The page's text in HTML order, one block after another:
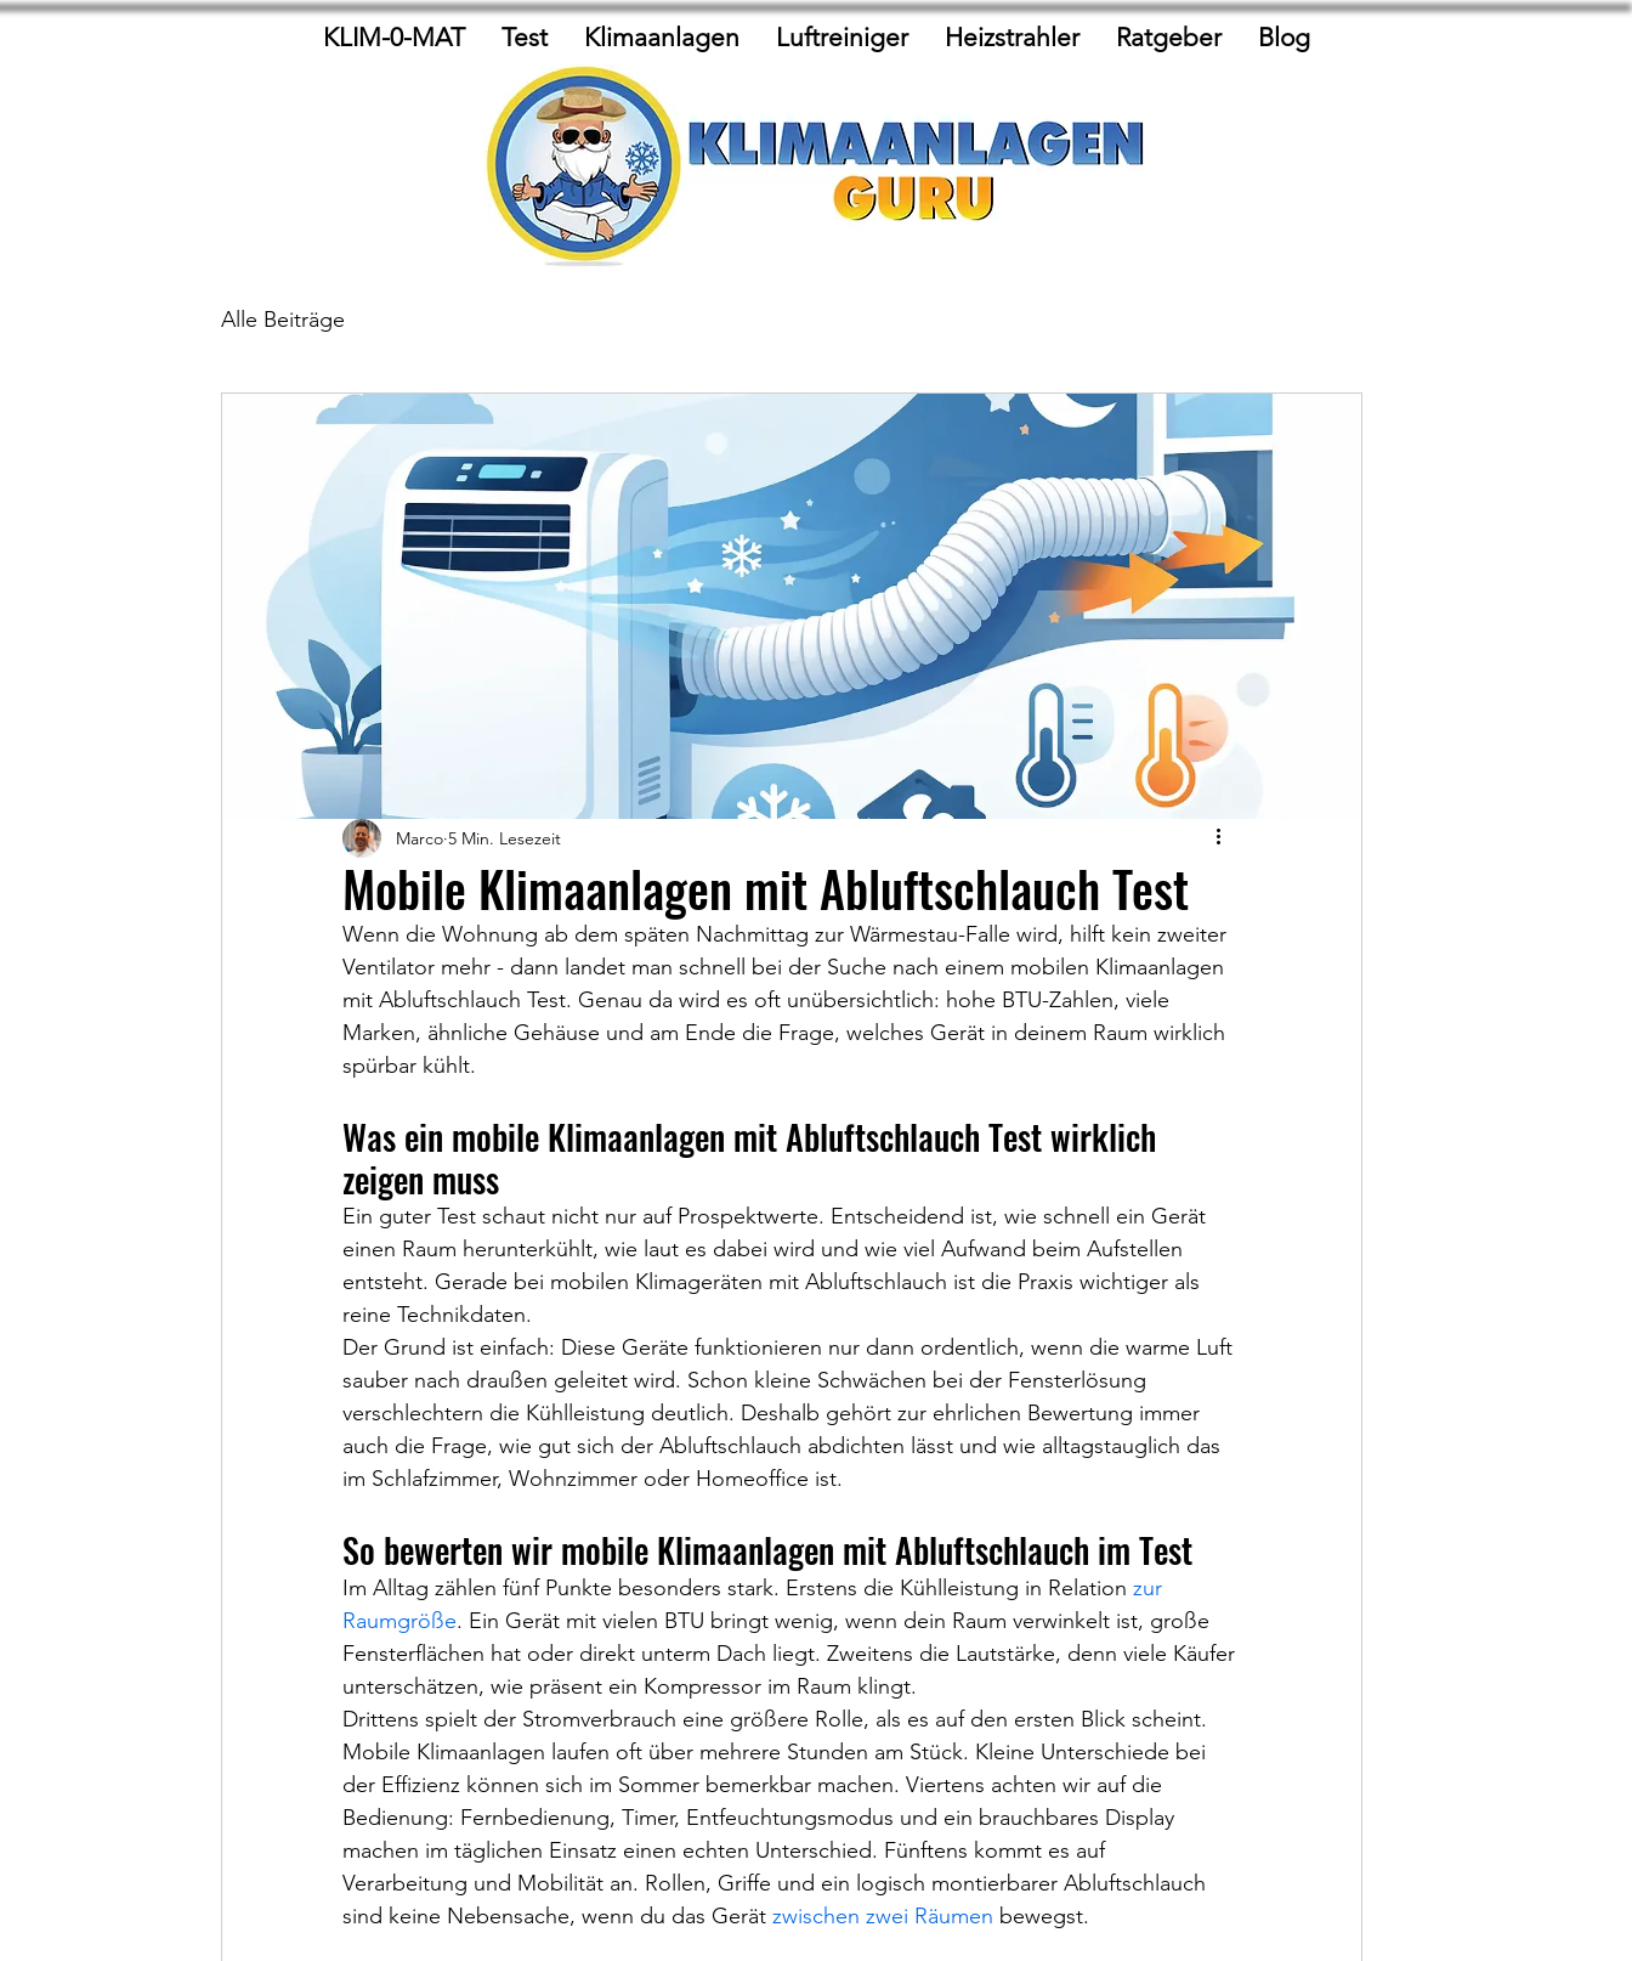
KLIM-0-MAT Test Klimaanlagen Luftreiniger Heizstrahler Ratgeber Blog
Alle Beiträge
Mobile Klimaanlagen mit Abluftschlauch Test
Marco 5 Min. Lesezeit
Wenn die Wohnung ab dem späten Nachmittag zur Wärmestau-Falle wird, hilft kein zweiter
Ventilator mehr - dann landet man schnell bei der Suche nach einem mobilen Klimaanlagen
mit Abluftschlauch Test. Genau da wird es oft unübersichtlich: hohe BTU-Zahlen, viele
Marken, ähnliche Gehäuse und am Ende die Frage, welches Gerät in deinem Raum wirklich
spürbar kühlt.
Was ein mobile Klimaanlagen mit Abluftschlauch Test wirklich
zeigen muss
Ein guter Test schaut nicht nur auf Prospektwerte. Entscheidend ist, wie schnell ein Gerät
einen Raum herunterkühlt, wie laut es dabei wird und wie viel Aufwand beim Aufstellen
entsteht. Gerade bei mobilen Klimageräten mit Abluftschlauch ist die Praxis wichtiger als
reine Technikdaten.
Der Grund ist einfach: Diese Geräte funktionieren nur dann ordentlich, wenn die warme Luft
sauber nach draußen geleitet wird. Schon kleine Schwächen bei der Fensterlösung
verschlechtern die Kühlleistung deutlich. Deshalb gehört zur ehrlichen Bewertung immer
auch die Frage, wie gut sich der Abluftschlauch abdichten lässt und wie alltagstauglich das
im Schlafzimmer, Wohnzimmer oder Homeoffice ist.
So bewerten wir mobile Klimaanlagen mit Abluftschlauch im Test
Im Alltag zählen fünf Punkte besonders stark. Erstens die Kühlleistung in Relation zur
Raumgröße. Ein Gerät mit vielen BTU bringt wenig, wenn dein Raum verwinkelt ist, große
Fensterflächen hat oder direkt unterm Dach liegt. Zweitens die Lautstärke, denn viele Käufer
unterschätzen, wie präsent ein Kompressor im Raum klingt.
Drittens spielt der Stromverbrauch eine größere Rolle, als es auf den ersten Blick scheint.
Mobile Klimaanlagen laufen oft über mehrere Stunden am Stück. Kleine Unterschiede bei
der Effizienz können sich im Sommer bemerkbar machen. Viertens achten wir auf die
Bedienung: Fernbedienung, Timer, Entfeuchtungsmodus und ein brauchbares Display
machen im täglichen Einsatz einen echten Unterschied. Fünftens kommt es auf
Verarbeitung und Mobilität an. Rollen, Griffe und ein logisch montierbarer Abluftschlauch
sind keine Nebensache, wenn du das Gerät zwischen zwei Räumen bewegst.